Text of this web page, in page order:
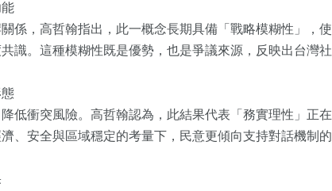
係，高哲翰指出，此一概念長期具備「戰略模糊性」，使
識。這種模糊性既是優勢，也是爭議來源，反映出台灣社
低衝突風險。高哲翰認為，此結果代表「務實理性」正在
、安全與區域穩定的考量下，民意更傾向支持對話機制的